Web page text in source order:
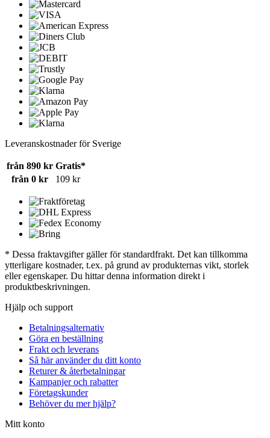
Leveranskostnader för Sverige
från 890 kr Gratis*
från 0 kr
109 kr
* Dessa fraktavgifter gäller för standardfrakt. Det kan tillkomma
ytterligare kostnader, t.ex. på grund av produkternas vikt, storlek
eller egenskaper. Du hittar denna information direkt i
produktbeskrivningen.
Hjälp och support
Betalningsalternativ
Göra en beställning
Frakt och leverans
Så här använder du ditt konto
Returer & återbetalningar
Kampanjer och rabatter
Företagskunder
Behöver du mer hjälp?
Mitt konto